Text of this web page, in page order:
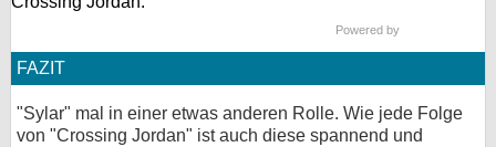
Powered by
FAZIT
"Sylar" mal in einer etwas anderen Rolle. Wie jede Folge
von "Crossing Jordan" ist auch diese spannend und